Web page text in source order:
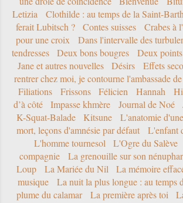
Letizia
Clothilde : au temps de la Saint-
ferait Lubitsch ?
Contes suisses Crabes à
pour une croix
Dans l'intervalle des
tendresses
Deux bons bougres Deux
Jane et autres nouvelles
Désirs Effets
rentrer chez moi, je contourne l'ambassade
Filiations
Frissons Félicien Hannah
d’à côté
Impasse khmère Journal de Noé
K-Squat-Balade
Kitsune L'anatomie
mort, leçons d'amnésie par défaut
L'enfant
L'homme tournesol
L'Ogre du Salève
compagnie
La grenouille sur son nénuphar
Loup
La Mariée du Nil La mémoire
musique
La nuit la plus longue : au temps
plume du calamar
La première après toi